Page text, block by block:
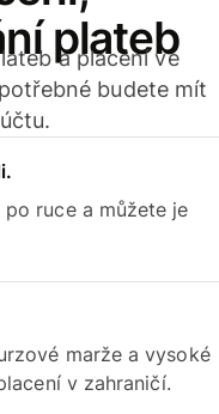
plateb
a placení ve
budete mít
ruce a můžete je
marže a vysoké
v zahraničí.